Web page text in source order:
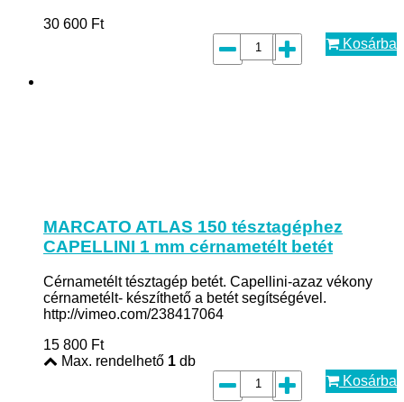
30 600 Ft
Kosárba
MARCATO ATLAS 150 tésztagéphez
CAPELLINI 1 mm cérnametélt betét
Cérnametélt tésztagép betét. Capellini-azaz vékony
cérnametélt- készíthető a betét segítségével.
http://vimeo.com/238417064
15 800 Ft
Max. rendelhető 1 db
Kosárba